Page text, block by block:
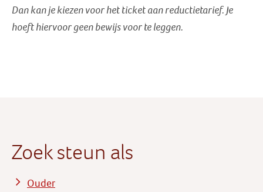
Dan kan je kiezen voor het ticket aan reductietarief. Je
hoeft hiervoor geen bewijs voor te leggen.
Zoek steun als
Ouder